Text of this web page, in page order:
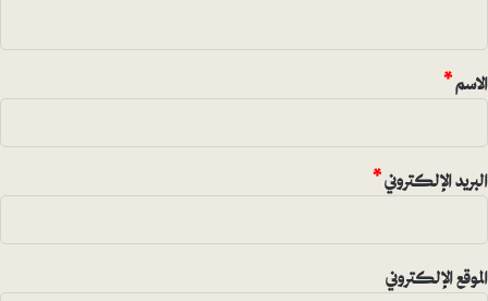
ق
*
الاسم*
البريد الإلكتروني*
الموقع الإلكتروني